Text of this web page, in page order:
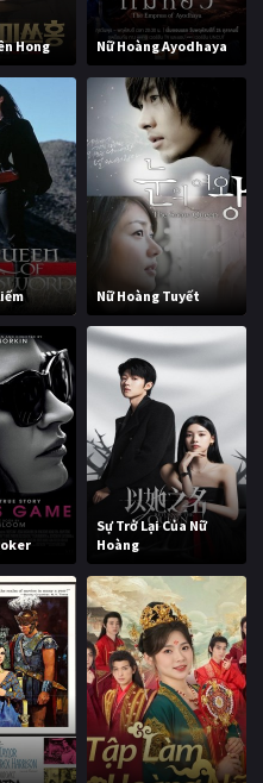
Hong Nữ Hoàng Ayodhaya
Nữ Hoàng Tuyết
Sự Trở Lại Của Nữ
Hoàng